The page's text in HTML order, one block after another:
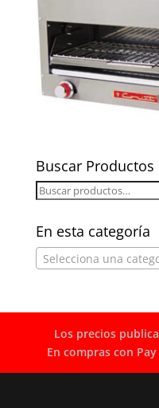
Buscar Productos
Buscar
En esta categoría
Selecciona una
Los precios
En compras con